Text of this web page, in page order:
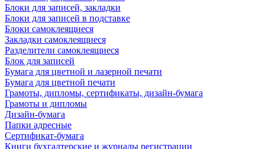
Блоки для записей, закладки
Блоки для записей в подставке
Блоки самоклеящиеся
Закладки самоклеящиеся
Разделители самоклеящиеся
Блок для записей
Бумага для цветной и лазерной печати
Бумага для цветной печати
Грамоты, дипломы, сертификаты, дизайн-бумага
Грамоты и дипломы
Дизайн-бумага
Папки адресные
Сертификат-бумага
Книги бухгалтерские и журналы регистрации